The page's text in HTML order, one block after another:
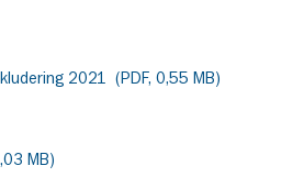
2021 (PDF, 0,55 MB)
MB)